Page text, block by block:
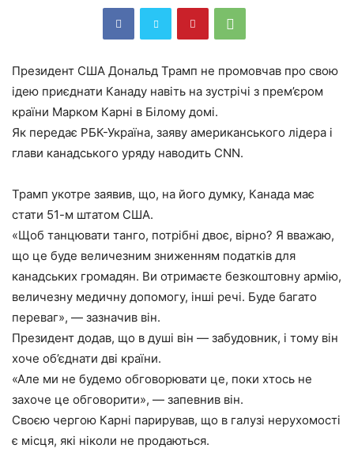
Президент США Дональд Трамп не промовчав про свою
ідею приєднати Канаду навіть на зустрічі з прем’єром
країни Марком Карні в Білому домі.
Як передає РБК-Україна, заяву американського лідера і
глави канадського уряду наводить CNN.
Трамп укотре заявив, що, на його думку, Канада має
стати 51-м штатом США.
«Щоб танцювати танго, потрібні двоє, вірно? Я вважаю,
що це буде величезним зниженням податків для
канадських громадян. Ви отримаєте безкоштовну армію,
величезну медичну допомогу, інші речі. Буде багато
переваг», — зазначив він.
Президент додав, що в душі він — забудовник, і тому він
хоче об’єднати дві країни.
«Але ми не будемо обговорювати це, поки хтось не
захоче це обговорити», — запевнив він.
Своєю чергою Карні парирував, що в галузі нерухомості
є місця, які ніколи не продаються.